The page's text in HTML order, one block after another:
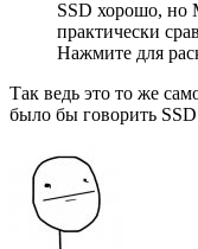
SSD хорошо,
практически
Нажмите для
Так ведь это то же
было бы говорить